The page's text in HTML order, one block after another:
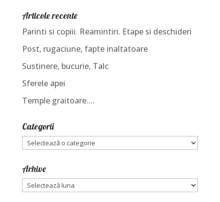
Articole recente
Parinti si copiii. Reamintiri. Etape si deschideri
Post, rugaciune, fapte inaltatoare
Sustinere, bucurie, Talc
Sferele apei
Temple graitoare….
Categorii
Categorii
Arhive
Arhive